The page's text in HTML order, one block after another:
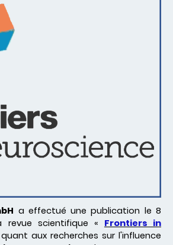
a effectué une publication le 8
revue scientifique « Frontiers in
quant aux recherches sur l'influence